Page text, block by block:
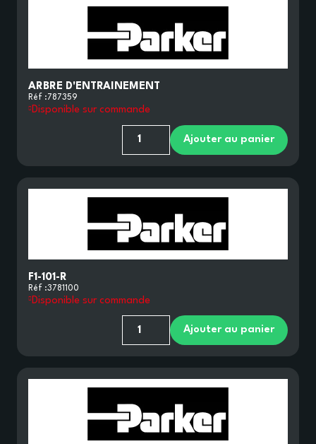
ARBRE D'ENTRAINEMENT
Réf :787359
Disponible sur commande
Ajouter au panier
F1-101-R
Réf :3781100
Disponible sur commande
Ajouter au panier